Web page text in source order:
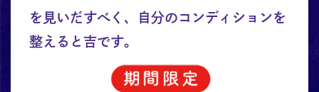
を見いだすべく、自分のコンディションを
整えると吉です。